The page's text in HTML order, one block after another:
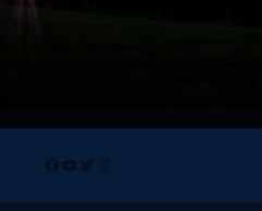
Facebook
YouTube
TwitterInstagram